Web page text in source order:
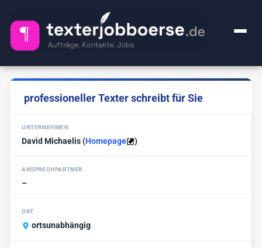
+ Anzeige inserieren
Ghostwriter
FAQ
Über uns
professioneller Texter schreibt für Sie
UNTERNEHMEN
David Michaelis(Homepage )
ANSPRECHPARTNER
–
ORT
ortsunabhängig